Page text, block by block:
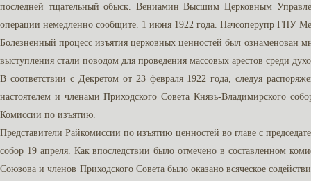
последней тщательный обыск. Вениамин Высшим Церковным
операции немедленно сообщите. 1 июня 1922 года. Начсоперупр ГПУ
Болезненный процесс изъятия церковных ценностей был
выступления стали поводом для проведения массовых арестов среди
В соответствии с Декретом от 23 февраля 1922 года, следуя
настоятелем и членами Приходского Совета Князь-Владимирского
Комиссии по изъятию.
Представители Райкомиссии по изъятию ценностей во главе с
собор 19 апреля. Как впоследствии было отмечено в составленном
Союзова и членов Приходского Совета было оказано всяческое